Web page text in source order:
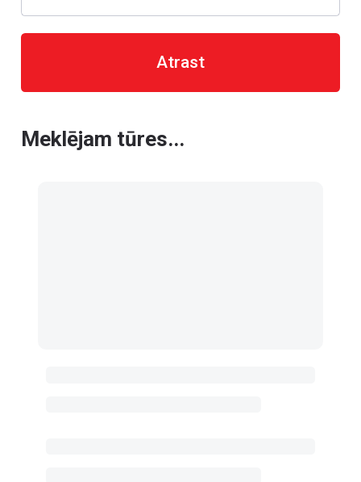
Atrast
Meklējam tūres...